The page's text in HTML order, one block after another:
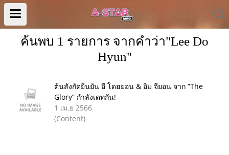
ค้นพบ 1 รายการ จากคำว่า"Lee Do
Hyun"
ต้นสังกัดยืนยัน อี โดฮยอน & อิม จียอน จาก “The
Glory” กำลังเดทกัน!
1 เม.ย 2566
(Content)